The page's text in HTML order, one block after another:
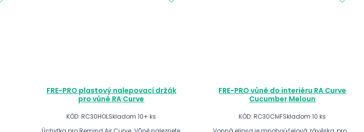
FRE-PRO plastový nalepovací držák
pro vůně RA Curve
KÓD: RC30HOLSkladom 10+ ks
FRE-PRO vůně do interiéru RA Curve
Cucumber Meloun
KÓD: RC30CMFSkladom 10 ks